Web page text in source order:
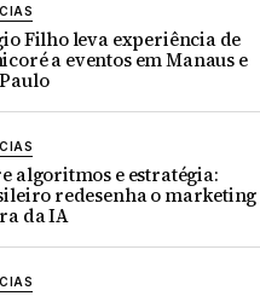
Filho leva experiência de
a eventos em Manaus e
algoritmos e estratégia:
redesenha o marketing
da IA